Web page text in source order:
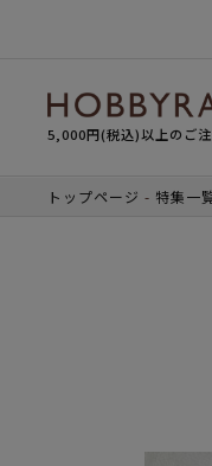
5,000円(税込)以上のご
トップページ 特集一